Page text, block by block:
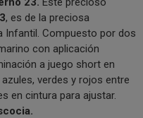
, es de la preciosa
Infantil. Compuesto por dos
con aplicación
a juego short en
verdes y rojos entre
en cintura para ajustar.